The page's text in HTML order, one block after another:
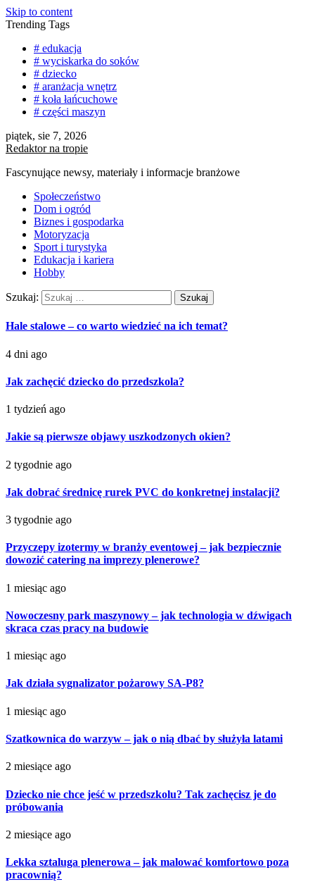
Skip to content
Trending Tags
# edukacja
# wyciskarka do soków
# dziecko
# aranżacja wnętrz
# koła łańcuchowe
# części maszyn
piątek, sie 7, 2026
Redaktor na tropie
Fascynujące newsy, materiały i informacje branżowe
Społeczeństwo
Dom i ogród
Biznes i gospodarka
Motoryzacja
Sport i turystyka
Edukacja i kariera
Hobby
Szukaj:
Hale stalowe – co warto wiedzieć na ich temat?
4 dni ago
Jak zachęcić dziecko do przedszkola?
1 tydzień ago
Jakie są pierwsze objawy uszkodzonych okien?
2 tygodnie ago
Jak dobrać średnicę rurek PVC do konkretnej instalacji?
3 tygodnie ago
Przyczepy izotermy w branży eventowej – jak bezpiecznie
dowozić catering na imprezy plenerowe?
1 miesiąc ago
Nowoczesny park maszynowy – jak technologia w dźwigach
skraca czas pracy na budowie
1 miesiąc ago
Jak działa sygnalizator pożarowy SA-P8?
1 miesiąc ago
Szatkownica do warzyw – jak o nią dbać by służyła latami
2 miesiące ago
Dziecko nie chce jeść w przedszkolu? Tak zachęcisz je do
próbowania
2 miesiące ago
Lekka sztaluga plenerowa – jak malować komfortowo poza
pracownią?